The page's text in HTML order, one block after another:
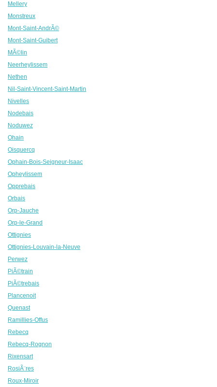
Mellery
Monstreux
Mont-Saint-AndrÃ©
Mont-Saint-Guibert
MÃ©lin
Neerheylissem
Nethen
Nil-Saint-Vincent-Saint-Martin
Nivelles
Nodebais
Noduwez
Ohain
Oisquercq
Ophain-Bois-Seigneur-Isaac
Opheylissem
Opprebais
Orbais
Orp-Jauche
Orp-le-Grand
Ottignies
Ottignies-Louvain-la-Neuve
Perwez
PiÃ©train
PiÃ©trebais
Plancenoit
Quenast
Ramillies-Offus
Rebecq
Rebecq-Rognon
Rixensart
RosiÃ¨res
Roux-Miroir